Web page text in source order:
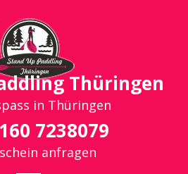
Thüringen
in Thüringen
7238079
anfragen